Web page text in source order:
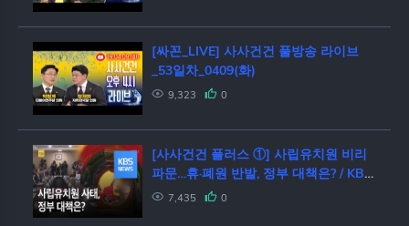
[싸꼰_LIVE] 사사건건 풀방송 라이브
_53일차_0409(화)
9,323 0
[사사건건 플러스 ①] 사립유치원 비리
파문…휴·폐원 반발, 정부 대책은? / KBS
뉴스(News)
7,435 0